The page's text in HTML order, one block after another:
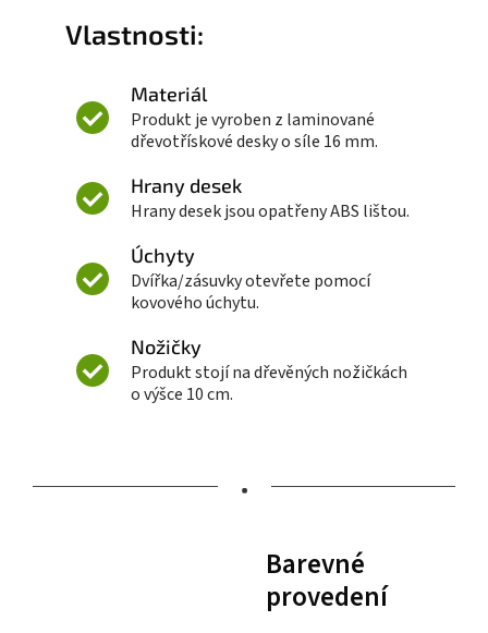
Vlastnosti:
Materiál
Produkt je vyroben z laminované
dřevotřískové desky o síle 16 mm.
Hrany desek
Hrany desek jsou opatřeny ABS lištou.
Úchyty
Dvířka/zásuvky otevřete pomocí
kovového úchytu.
Nožičky
Produkt stojí na dřevěných nožičkách
o výšce 10 cm.
•
Barevné
provedení